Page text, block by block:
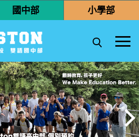
國中部 小學部